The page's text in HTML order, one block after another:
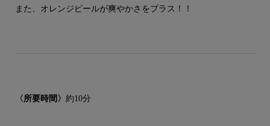
また、オレンジピールが爽やかさをプラス！！
〈所要時間〉 約10分